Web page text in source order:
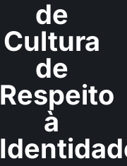
de
Cultura
de
Respeito
à